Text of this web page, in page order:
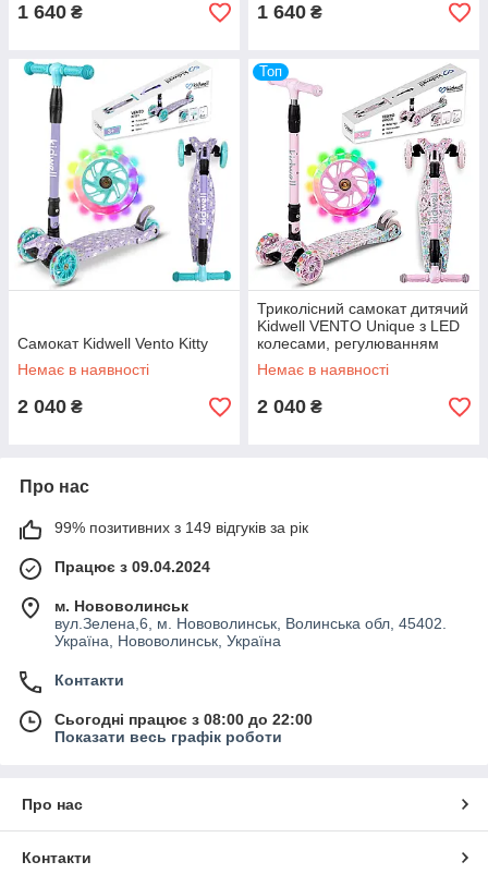
1 640 ₴ 1 640 ₴
Самокат Kidwell Vento Kitty
Немає в наявності
2 040 ₴
Топ
Триколісний самокат дитячий
Kidwell VENTO Unique з LED
колесами, регулюванням
керма та складною
системою, від 3 років до 50 кг
Немає в наявності
2 040 ₴
Про нас
99% позитивних з 149 відгуків за рік
Працює з 09.04.2024
м. Нововолинськ
вул.Зелена,6, м. Нововолинськ, Волинська обл, 45402.
Україна, Нововолинськ, Україна
Контакти
Сьогодні працює з 08:00 до 22:00
Показати весь графік роботи
Про нас
Контакти